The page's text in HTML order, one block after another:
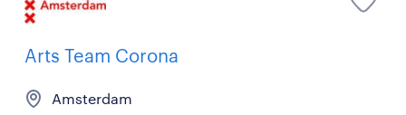
Arts Team Corona
Amsterdam